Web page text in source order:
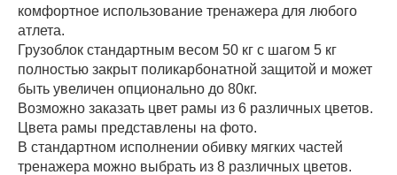
комфортное использование тренажера для любого
атлета.
Грузоблок стандартным весом 50 кг с шагом 5 кг
полностью закрыт поликарбонатной защитой и может
быть увеличен опционально до 80кг.
Возможно заказать цвет рамы из 6 различных цветов.
Цвета рамы представлены на фото.
В стандартном исполнении обивку мягких частей
тренажера можно выбрать из 8 различных цветов.